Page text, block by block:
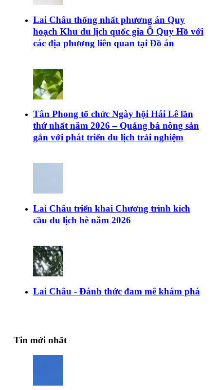
Lai Châu thống nhất phương án Quy
hoạch Khu du lịch quốc gia Ô Quy Hồ với
các địa phương liên quan tại Đồ án
Tân Phong tổ chức Ngày hội Hái Lê lần
thứ nhất năm 2026 – Quảng bá nông sản
gắn với phát triển du lịch trải nghiệm
Lai Châu triển khai Chương trình kích
cầu du lịch hè năm 2026
Lai Châu - Đánh thức đam mê khám phá
Tin mới nhất